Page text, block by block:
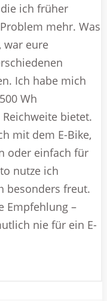
ich früher
mehr. Was
war eure
Ich habe mich
Wh
bietet.
mit dem E-Bike,
oder einfach für
nutze ich
besonders freut.
Empfehlung –
nie für ein E-